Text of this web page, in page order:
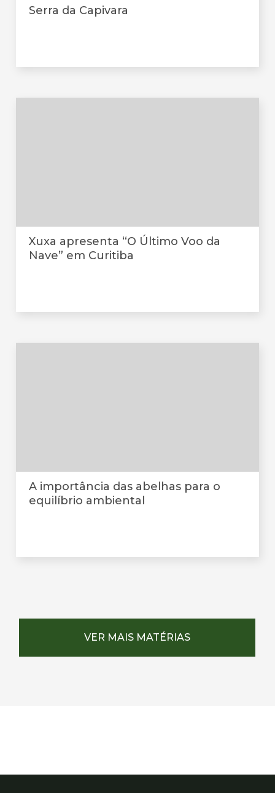
Serra da Capivara
Xuxa apresenta “O Último Voo da
Nave” em Curitiba
A importância das abelhas para o
equilíbrio ambiental
VER MAIS MATÉRIAS